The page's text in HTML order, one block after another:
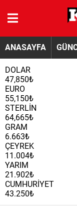
ANASAYFA
DOLAR
47,850₺
EURO
55,150₺
STERLİN
64,665₺
GRAM
6.663₺
ÇEYREK
11.004₺
YARIM
21.902₺
CUMHURİYET
43.250₺